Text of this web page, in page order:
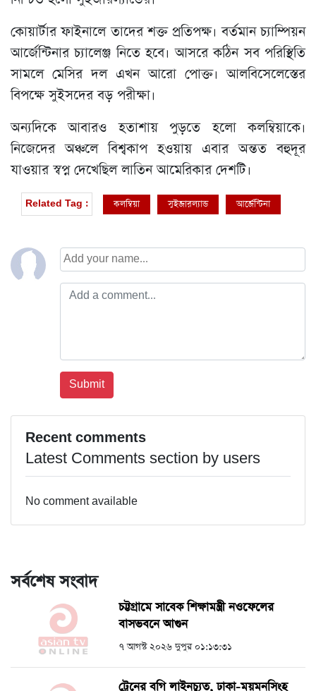
কোয়ার্টার ফাইনালে তাদের শক্ত প্রতিপক্ষ। বর্তমান চ্যাম্পিয়ন
আর্জেন্টিনার চ্যালেঞ্জ নিতে হবে। আসরে কঠিন সব পরিস্থিতি
সামলে মেসির দল এখন আরো পোক্ত। আলবিসেলেস্তের
বিপক্ষে সুইসদের বড় পরীক্ষা।
অন্যদিকে আবারও হতাশায় পুড়তে হলো কলম্বিয়াকে।
নিজেদের অঞ্চলে বিশ্বকাপ হওয়ায় এবার অন্তত বহুদূর
যাওয়ার স্বপ্ন দেখেছিল লাতিন আমেরিকার দেশটি।
Related Tag : কলম্বিয়া সুইজারল্যান্ড আর্জেন্টিনা
Recent comments
Latest Comments section by users
No comment available
সর্বশেষ সংবাদ
চট্টগ্রামে সাবেক শিক্ষামন্ত্রী নওফেলের
বাসভবনে আগুন
৭ আগস্ট ২০২৬ দুপুর ০১:১৩:৩১
ট্রেনের বগি লাইনচ্যুত, ঢাকা-ময়মনসিংহ